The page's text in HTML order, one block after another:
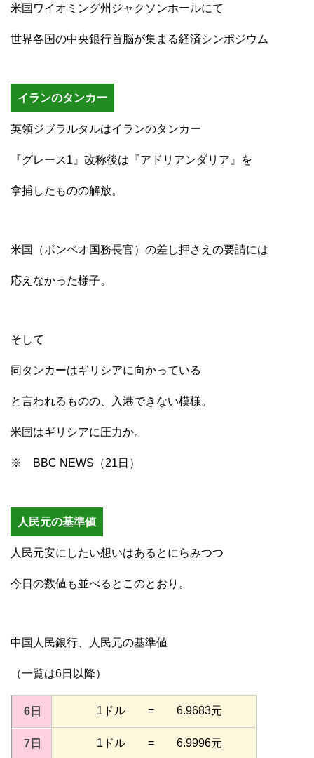
米国ワイオミング州ジャクソンホールにて
世界各国の中央銀行首脳が集まる経済シンポジウム
イランのタンカー
英領ジブラルタルはイランのタンカー
『グレース1』改称後は『アドリアンダリア』を
拿捕したものの解放。
米国（ポンペオ国務長官）の差し押さえの要請には
応えなかった様子。
そして
同タンカーはギリシアに向かっている
と言われるものの、入港できない模様。
米国はギリシアに圧力か。
※ BBC NEWS（21日）
人民元の基準値
人民元安にしたい想いはあるとにらみつつ
今日の数値も並べるとこのとおり。
中国人民銀行、人民元の基準値
（一覧は6日以降）
6日 1ドル = 6.9683元
7日 1ドル = 6.9996元